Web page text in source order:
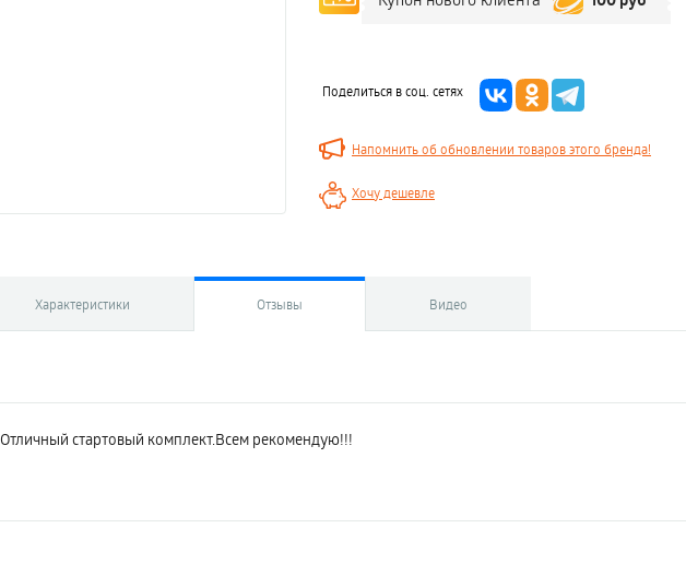
Поделиться в соц. сетях
Напомнить об обновлении товаров этого бренда!
Хочу дешевле
Характеристики Отзывы Видео
Отличный стартовый комплект.Всем рекомендую!!!